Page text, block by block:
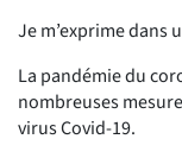
Je m’exprime dans
La pandémie du
nombreuses
virus Covid-19.